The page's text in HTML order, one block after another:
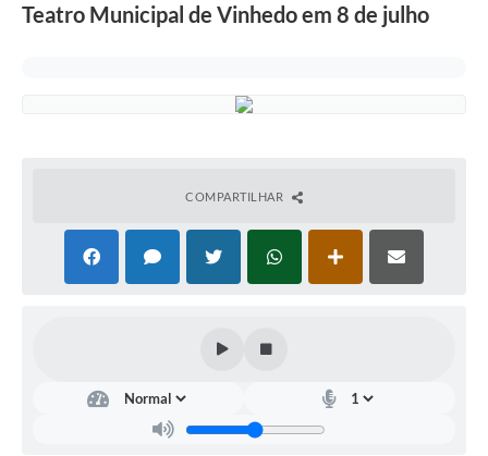
Inclusão e Acessibilidade
Normas e Legislação
Sistema de Protocolo
Teatro Municipal de Vinhedo em 8 de julho
COMPARTILHAR